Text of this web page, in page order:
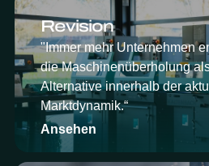
Revision
"Immer mehr Unternehmen
die Maschinenüberholung
Alternative innerhalb der
Marktdynamik.“
Ansehen